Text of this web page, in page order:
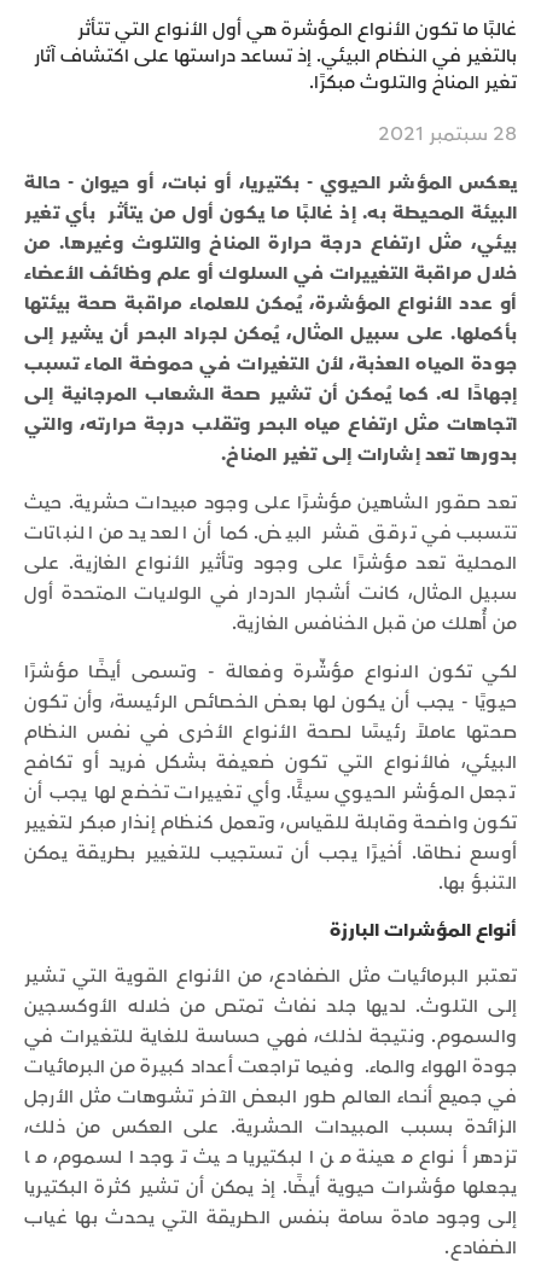
غالبًا ما تكون الأنواع المؤشرة هي أول الأنواع التي تتأثر
بالتغير في النظام البيئي. إذ تساعد دراستها على اكتشاف آثار
تغير المناخ والتلوث مبكرًا.
28 سبتمبر 2021
يعكس المؤشر الحيوي - بكتيريا، أو نبات، أو حيوان - حالة
البيئة المحيطة به. إذ غالبًا ما يكون أول من يتأثر بأي تغير
بيئي، مثل ارتفاع درجة حرارة المناخ والتلوث وغيرها. من
خلال مراقبة التغييرات في السلوك أو علم وظائف الأعضاء
أو عدد الأنواع المؤشرة، يُمكن للعلماء مراقبة صحة بيئتها
بأكملها. على سبيل المثال، يُمكن لجراد البحر أن يشير إلى
جودة المياه العذبة، لأن التغيرات في حموضة الماء تسبب
إجهادًا له. كما يُمكن أن تشير صحة الشعاب المرجانية إلى
اتجاهات مثل ارتفاع مياه البحر وتقلب درجة حرارته، والتي
بدورها تعد إشارات إلى تغير المناخ.
تعد صقور الشاهين مؤشرًا على وجود مبيدات حشرية. حيث
تتسبب في ترقق قشر البيض. كما أن العديد من النباتات
المحلية تعد مؤشرًا على وجود وتأثير الأنواع الغازية. على
سبيل المثال، كانت أشجار الدردار في الولايات المتحدة أول
من أُهلك من قبل الخنافس الغازية.
لكي تكون الانواع مؤشّرة وفعالة - وتسمى أيضًا مؤشرًا
حيويًا - يجب أن يكون لها بعض الخصائص الرئيسة، وأن تكون
صحتها عاملاً رئيسًا لصحة الأنواع الأخرى في نفس النظام
البيئي، فالأنواع التي تكون ضعيفة بشكل فريد أو تكافح
تجعل المؤشر الحيوي سيئًا. وأي تغييرات تخضع لها يجب أن
تكون واضحة وقابلة للقياس، وتعمل كنظام إنذار مبكر لتغيير
أوسع نطاقا. أخيرًا يجب أن تستجيب للتغيير بطريقة يمكن
التنبؤ بها.
أنواع المؤشرات البارزة
تعتبر البرمائيات مثل الضفادع، من الأنواع القوية التي تشير
إلى التلوث. لديها جلد نفاث تمتص من خلاله الأوكسجين
والسموم. ونتيجة لذلك، فهي حساسة للغاية للتغيرات في
جودة الهواء والماء. وفيما تراجعت أعداد كبيرة من البرمائيات
في جميع أنحاء العالم طور البعض الآخر تشوهات مثل الأرجل
الزائدة بسبب المبيدات الحشرية. على العكس من ذلك،
تزدهر أنواع معينة من البكتيريا حيث توجد السموم، ما
يجعلها مؤشرات حيوية أيضًا. إذ يمكن أن تشير كثرة البكتيريا
إلى وجود مادة سامة بنفس الطريقة التي يحدث بها غياب
الضفادع.